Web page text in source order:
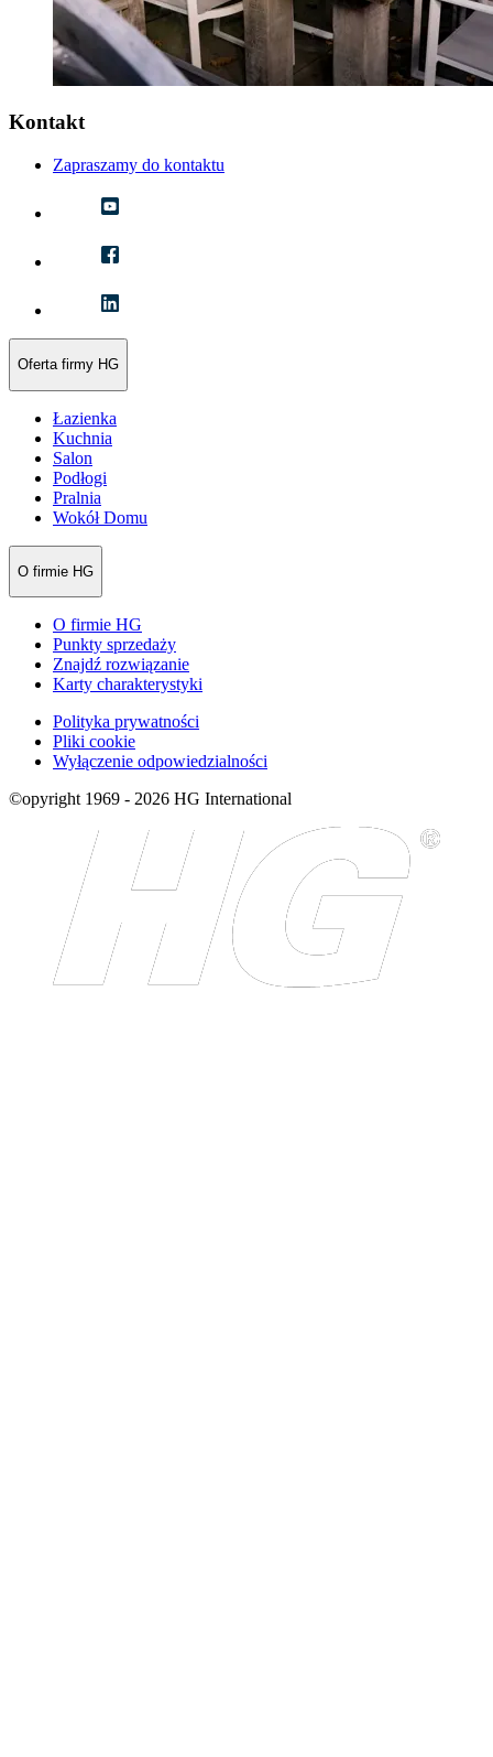
Kontakt
Zapraszamy do kontaktu
Oferta firmy HG
Łazienka
Kuchnia
Salon
Podłogi
Pralnia
Wokół Domu
O firmie HG
O firmie HG
Punkty sprzedaży
Znajdź rozwiązanie
Karty charakterystyki
Polityka prywatności
Pliki cookie
Wyłączenie odpowiedzialności
©opyright 1969 - 2026 HG International